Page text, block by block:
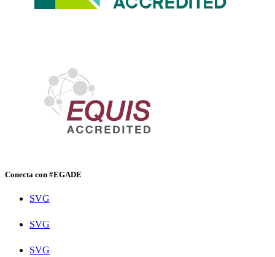
Conecta con #EGADE
SVG
SVG
SVG